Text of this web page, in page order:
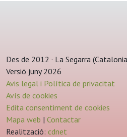
Des de 2012 · La Segarra
Versió juny 2026
Avis legal i Política de privacitat
Avís de cookies
Edita consentiment de cookies
Mapa web | Contactar
Realització: cdnet